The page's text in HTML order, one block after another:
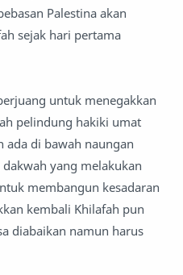
Palestina akan
sejak hari pertama
untuk menegakkan
pelindung hakiki umat
ada di bawah naungan
yang melakukan
membangun kesadaran
kembali Khilafah pun
diabaikan namun harus